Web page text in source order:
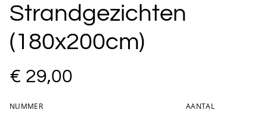
Strandgezichten
(180x200cm)
€ 29,00
NUMMER AANTAL